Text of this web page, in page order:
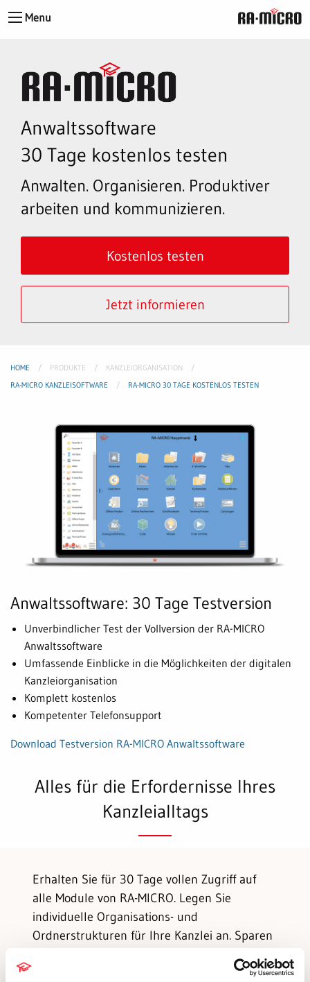
Menu
Anwaltssoftware
30 Tage kostenlos testen
Anwalten. Organisieren. Produktiver
arbeiten und kommunizieren.
Kostenlos testen
Jetzt informieren
HOME PRODUKTE
KANZLEIORGANISATION
RA-MICRO KANZLEISOFTWARE
RA-MICRO 30 TAGE KOSTENLOS TESTEN
Anwaltssoftware: 30 Tage Testversion
Unverbindlicher Test der Vollversion der RA-MICRO
Anwaltssoftware
Umfassende Einblicke in die Möglichkeiten der digitalen
Kanzleiorganisation
Komplett kostenlos
Kompetenter Telefonsupport
Download Testversion RA-MICRO Anwaltssoftware
Alles für die Erfordernisse Ihres
Kanzleialltags
Erhalten Sie für 30 Tage vollen Zugriff auf
alle Module von RA-MICRO. Legen Sie
individuelle Organisations- und
Ordnerstrukturen für Ihre Kanzlei an. Sparen
elektronischen Arbeitsfluss. Perfektionieren